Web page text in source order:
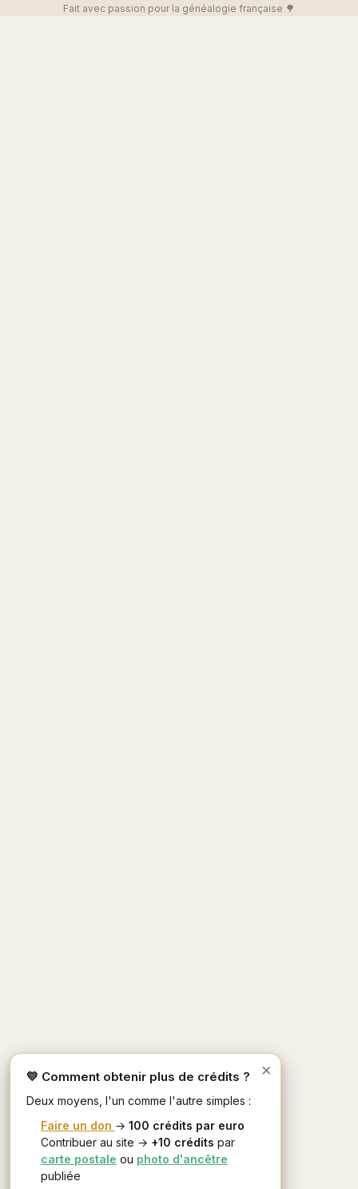
Fait avec passion pour la généalogie française 🌳
×
💛 Comment obtenir plus de crédits ?
Deux moyens, l'un comme l'autre simples :
Faire un don → 100 crédits par euro
Contribuer au site → +10 crédits par
carte postale ou photo d'ancêtre
publiée